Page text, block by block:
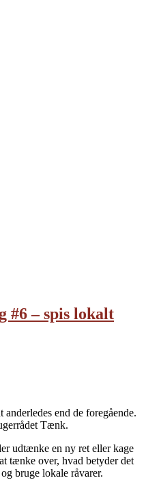
#6 – spis lokalt
anderledes end de foregående.
Tænk.
udtænke en ny ret eller kage
tænke over, hvad betyder det
bruge lokale råvarer.